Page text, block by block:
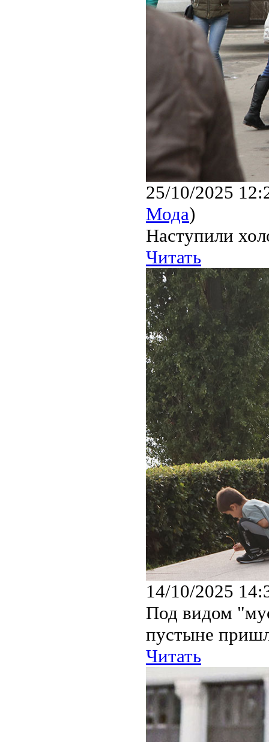
25/10/2025
Мода)
Наступили
Читать
14/10/2025
Под видом
пустыне
Читать